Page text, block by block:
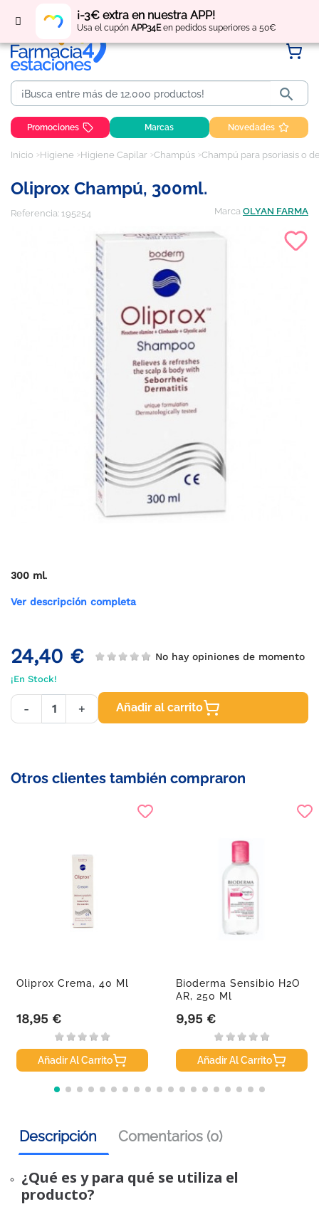
¡-3€ extra en nuestra APP!
Usa el cupón APP34Een pedidos superiores a 50€
Regístratey obtén puntos por tus compras

Promociones Marcas Novedades
Inicio Higiene Higiene Capilar Champús Champú para psoriasis o
Oliprox Champú, 300ml.
Referencia: 195254 Marca OLYAN FARMA
300 ml.
Ver descripción completa
24,40 € No hay opiniones de momento
¡En Stock!
- + Añadir al carrito
Otros clientes también compraron
Oliprox Crema, 40 Ml
Precio
18,95 €
Añadir Al Carrito
Bioderma Sensibio H2O
AR, 250 Ml
Precio
9,95 €
Añadir Al Carrito
Descripción Comentarios (0)
¿Qué es y para qué se utiliza el
producto?